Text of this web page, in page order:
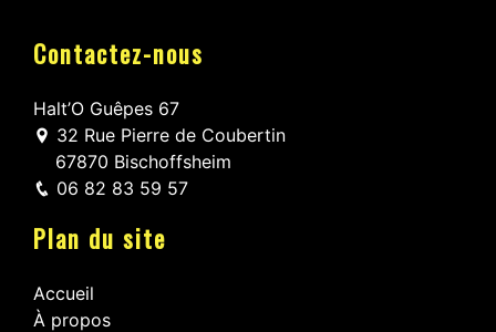
Contactez-nous
Halt’O Guêpes 67
32 Rue Pierre de Coubertin
67870 Bischoffsheim
06 82 83 59 57
Plan du site
Accueil
À propos